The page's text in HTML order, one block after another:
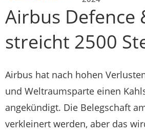
Airbus Defence
streicht 2500
Airbus hat nach hohen
und Weltraumsparte einen
angekündigt. Die Belegschaft
verkleinert werden, aber das